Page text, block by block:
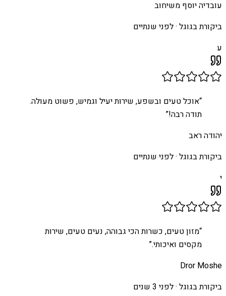
עובדיה יוסף משיחוב
ביקורת בגוגל ·לפני שנתיים
ע
“אוכל טעים ובשפע, שירות יעיל וגמיש, פשוט מעולה.
תודה רבה!”
יהודה ראב
ביקורת בגוגל ·לפני שנתיים
י
“מזון טעים, כשרות הכי גבוהה, נעים טעים, שירות
מקסים ואיכותי.”
Dror Moshe
ביקורת בגוגל ·לפני 3 שנים